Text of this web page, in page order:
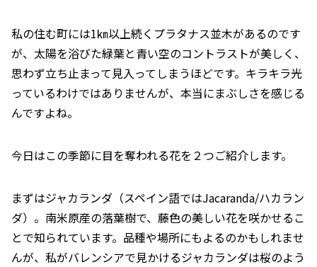
私の住む町には1㎞以上続くプラタナス並木があるのです
が、太陽を浴びた緑葉と青い空のコントラストが美しく、
思わず立ち止まって見入ってしまうほどです。キラキラ光
っているわけではありませんが、本当にまぶしさを感じる
んですよね。
今日はこの季節に目を奪われる花を２つご紹介します。
まずはジャカランダ（スペイン語ではJacaranda/ハカラン
ダ）。南米原産の落葉樹で、藤色の美しい花を咲かせるこ
とで知られています。品種や場所にもよるのかもしれませ
んが、私がバレンシアで見かけるジャカランダは桜のよう